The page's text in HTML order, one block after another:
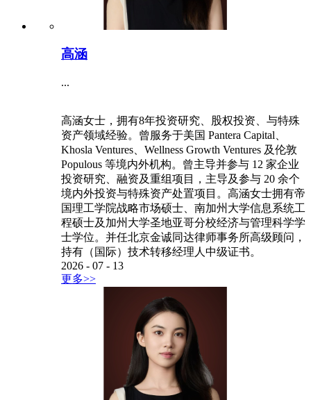
高涵
...
高涵女士，拥有8年投资研究、股权投资、与特殊
资产领域经验。曾服务于美国 Pantera Capital、
Khosla Ventures、Wellness Growth Ventures 及伦敦
Populous 等境内外机构。曾主导并参与 12 家企业
投资研究、融资及重组项目，主导及参与 20 余个
境内外投资与特殊资产处置项目。高涵女士拥有帝
国理工学院战略市场硕士、南加州大学信息系统工
程硕士及加州大学圣地亚哥分校经济与管理科学学
士学位。并任北京金诚同达律师事务所高级顾问，
持有（国际）技术转移经理人中级证书。
2026 - 07 - 13
更多>>